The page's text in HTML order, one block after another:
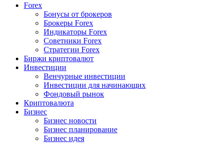
Forex
Бонусы от брокеров
Брокеры Forex
Индикаторы Forex
Советники Forex
Стратегии Forex
Биржи криптовалют
Инвестиции
Венчурные инвестиции
Инвестиции для начинающих
Фондовый рынок
Криптовалюта
Бизнес
Бизнес новости
Бизнес планирование
Бизнес идея